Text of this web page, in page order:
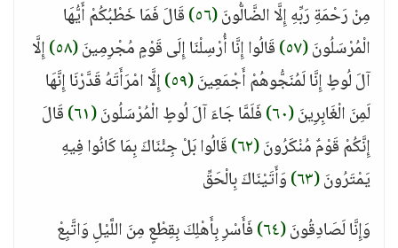
مِنْ رَحْمَةِ رَبِّهِ إِلَّا الضَّالُّونَ(٥٦)
قَالَ فَمَا خَطْبُكُمْ أَيُّهَا
الْمُرْسَلُونَ(٥٧) قَالُوا إِنَّا أُرْسِلْنَا إِلَى قَوْمٍ مُجْرِمِينَ(٥٨)
إِلَّا
آلَ لُوطٍ إِنَّا لَمُنَجُّوهُمْ أَجْمَعِينَ(٥٩)
إِلَّا امْرَأَتَهُ قَدَّرْنَا إِنَّهَا
لَمِنَ الْغَابِرِينَ(٦٠) فَلَمَّا جَاءَ آلَ لُوطٍ الْمُرْسَلُونَ(٦١)
قَالَ
إِنَّكُمْ قَوْمٌ مُنْكَرُونَ(٦٢)
قَالُوا بَلْ جِئْنَاكَ بِمَا كَانُوا فِيهِ
يَمْتَرُونَ(٦٣)
وَأَتَيْنَاكَ بِالْحَقِّ
وَإِنَّا لَصَادِقُونَ(٦٤)
فَأَسْرِ بِأَهْلِكَ بِقِطْعٍ مِنَ اللَّيْلِ وَاتَّبِعْ